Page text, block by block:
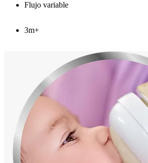
Flujo variable
3m+